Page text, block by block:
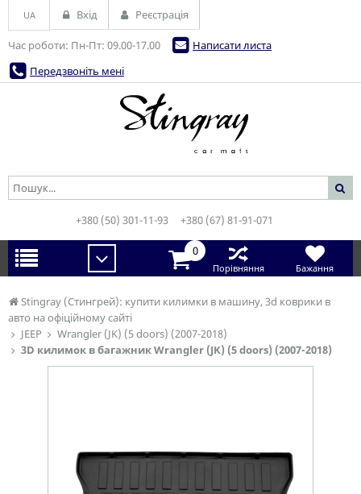
Stingray (Стингрей): купити килимки в машину, 3d коврики в
авто на офіційному сайті
JEEP
Wrangler (JK) (5 doors) (2007-2018)
3D килимок в багажник Wrangler (JK) (5 doors) (2007-2018)
Час роботи: Пн-Пт: 09.00-17.00
Написати листа
Передзвоніть мені
UA Вхід Реєстрація
+380 (50) 301-11-93 +380 (67) 81-91-071
0
Порівняння Бажання